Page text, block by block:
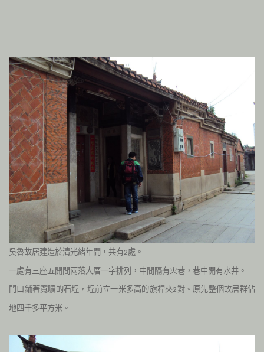
吳魯故居建造於清光緒年間，共有2處。
一處有三座五開間兩落大厝一字排列，中間隔有火巷，巷中開有水井。
門口鋪著寬曠的石埕，埕前立一米多高的旗桿夾2對。原先整個故居群佔
地四千多平方米。